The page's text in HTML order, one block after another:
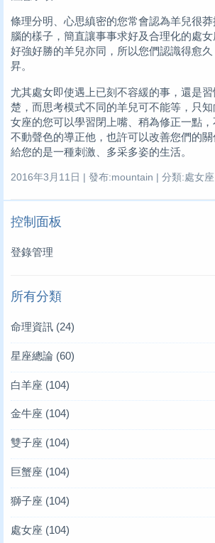
條理分明、心思縝密的您常會認為羊兒很
腦的樣子，簡直讓事事求好及合理化的處
好強好勝的羊兒亦同，所以您們認識得愈
昇。
尤其處女即使遇上已刻不容緩的事，還是
楚，而思考模式不同的羊兒可不能等，只
女座的您可以學習閉上嘴、稍為修正一點，
不動聲色的導正他，也許可以改善您們的
給您的是一種刺激、多采多姿的生活。
2016年3月11日 | 發布:mountain | 分類:處女座
控制面板
登錄管理
所有分類
命理資訊 (24)
星座總論 (60)
白羊座 (104)
金牛座 (104)
雙子座 (104)
巨蟹座 (104)
獅子座 (104)
處女座 (104)